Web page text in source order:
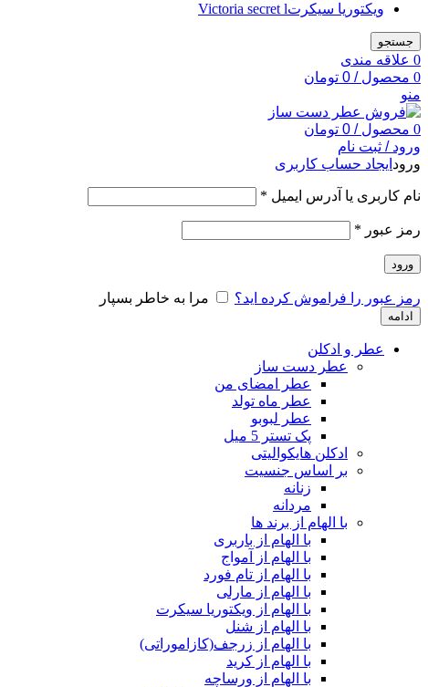
ویکتوریا سیکرتVictoria secret l
جستجو
0 علاقه مندی
0 محصول /
0 تومان
منو
0 محصول /
0 تومان
ورود / ثبت نام
ورود ایجاد حساب کاربری
نام کاربری یا آدرس ایمیل *
رمز عبور *
ورود
رمز عبور را فراموش کرده اید؟ مرا به خاطر بسپار
ادامه
عطر و ادکلن
عطر دست ساز
عطر امضای من
عطر ماه تولد
عطر لبوبو
پک تستر 5 میل
ادکلن هایکوالیتی
بر اساس جنسیت
زنانه
مردانه
با الهام از برند ها
با الهام از باربری
با الهام از آمواج
با الهام از تام فورد
با الهام از مارلی
با الهام از ویکتوریا سیکرت
با الهام از شنل
با الهام از زرجف(کازاموراتی)
با الهام از کرید
با الهام از ورساچه